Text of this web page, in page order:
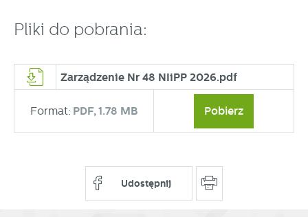
Pliki do pobrania:
Zarządzenie Nr 48 NIiPP 2026.pdf
Format: PDF,1.78 MB Pobierz
Udostępnij
postaci wiadomości, ofert, komunikatów mediów